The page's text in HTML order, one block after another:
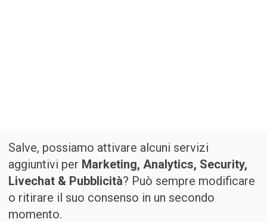
Salve, possiamo attivare alcuni servizi
aggiuntivi per Marketing, Analytics, Security,
Livechat & Pubblicità? Può sempre modificare
o ritirare il suo consenso in un secondo
momento.